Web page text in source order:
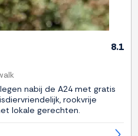
8.1
nabij de A24 met gratis
rookvrije
lokale gerechten.